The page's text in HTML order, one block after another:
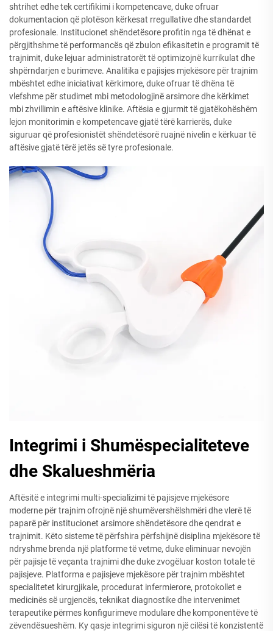
shtrihet edhe tek certifikimi i kompetencave, duke ofruar
dokumentacion që plotëson kërkesat rregullative dhe standardet
profesionale. Institucionet shëndetësore profitin nga të dhënat e
përgjithshme të performancës që zbulon efikasitetin e programit të
trajnimit, duke lejuar administratorët të optimizojnë kurrikulat dhe
shpërndarjen e burimeve. Analitika e pajisjes mjekësore për trajnim
mbështet edhe iniciativat kërkimore, duke ofruar të dhëna të
vlefshme për studimet mbi metodologjinë arsimore dhe kërkimet
mbi zhvillimin e aftësive klinike. Aftësia e gjurmit të gjatëkohëshëm
lejon monitorimin e kompetencave gjatë tërë karrierës, duke
siguruar që profesionistët shëndetësorë ruajnë nivelin e kërkuar të
aftësive gjatë tërë jetës së tyre profesionale.
Integrimi i Shumëspecialiteteve
dhe Skalueshmëria
Aftësitë e integrimi multi-specializimi të pajisjeve mjekësore
moderne për trajnim ofrojnë një shumëvershëlshmëri dhe vlerë të
paparë për institucionet arsimore shëndetësore dhe qendrat e
trajnimit. Këto sisteme të përfshira përfshijnë disiplina mjekësore të
ndryshme brenda një platforme të vetme, duke eliminuar nevojën
për pajisje të veçanta trajnimi dhe duke zvogëluar koston totale të
pajisjeve. Platforma e pajisjeve mjekësore për trajnim mbështet
specialitetet kirurgjikale, procedurat infermierore, protokollet e
medicinës së urgjencës, teknikat diagnostike dhe intervenimet
terapeutike përmes konfigurimeve modulare dhe komponentëve të
zëvendësueshëm. Ky qasje integrimi siguron një cilësi të konzistentë